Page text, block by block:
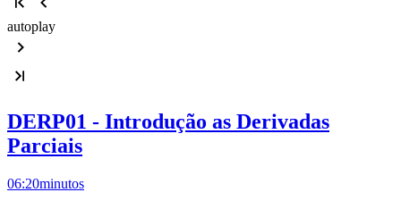
autoplay
DERP01 - Introdução as Derivadas
Parciais
06:20minutos